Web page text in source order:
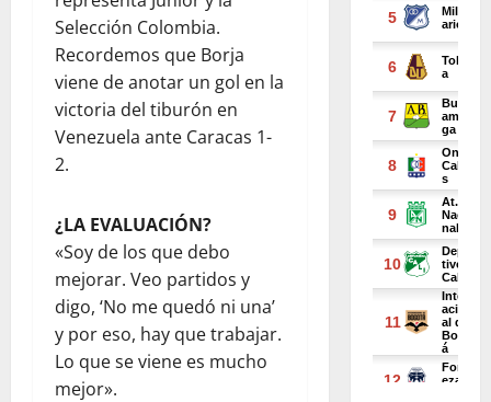
Selección Colombia.
Recordemos que Borja
viene de anotar un gol en la
victoria del tiburón en
Venezuela ante Caracas 1-
2.
¿LA EVALUACIÓN?
«Soy de los que debo
mejorar. Veo partidos y
digo, ‘No me quedó ni una’
y por eso, hay que trabajar.
Lo que se viene es mucho
mejor».